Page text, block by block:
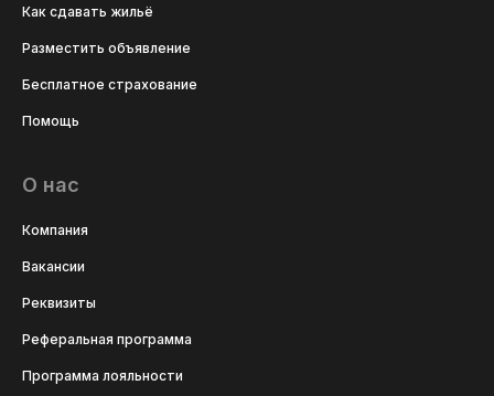
Как сдавать жильё
Разместить объявление
Бесплатное страхование
Помощь
О нас
Компания
Вакансии
Реквизиты
Реферальная программа
Программа лояльности